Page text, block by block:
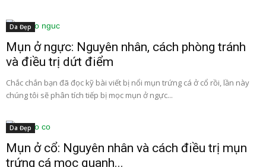
Da Đẹp
Mụn ở ngực: Nguyên nhân, cách phòng tránh
và điều trị dứt điểm
Chắc chắn bạn đã đọc kỹ bài viết bị nổi mụn trứng cá ở cổ rồi, lần này
chúng tôi sẽ phân tích tiếp bị mọc mụn ở ngực...
Da Đẹp
Mụn ở cổ: Nguyên nhân và cách điều trị mụn
trứng cá mọc quanh...